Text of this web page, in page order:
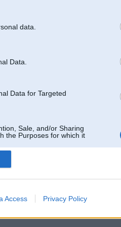
data.
Data.
Data for Targeted
Sale, and/or Sharing
the Purposes for which it
Access Privacy Policy